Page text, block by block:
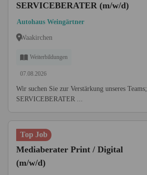
SERVICEBERATER (m/w/d)
Autohaus Weingärtner
Waakirchen
Weiterbildungen
07.08.2026
Wir suchen Sie zur Verstärkung unseres Teams;
SERVICEBERATER ...
Top Job
Mediaberater Print / Digital
(m/w/d)